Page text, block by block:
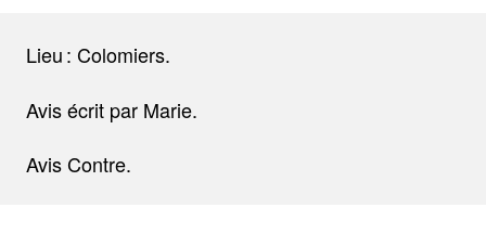
Lieu : Colomiers.
Avis écrit par Marie.
Avis Contre.